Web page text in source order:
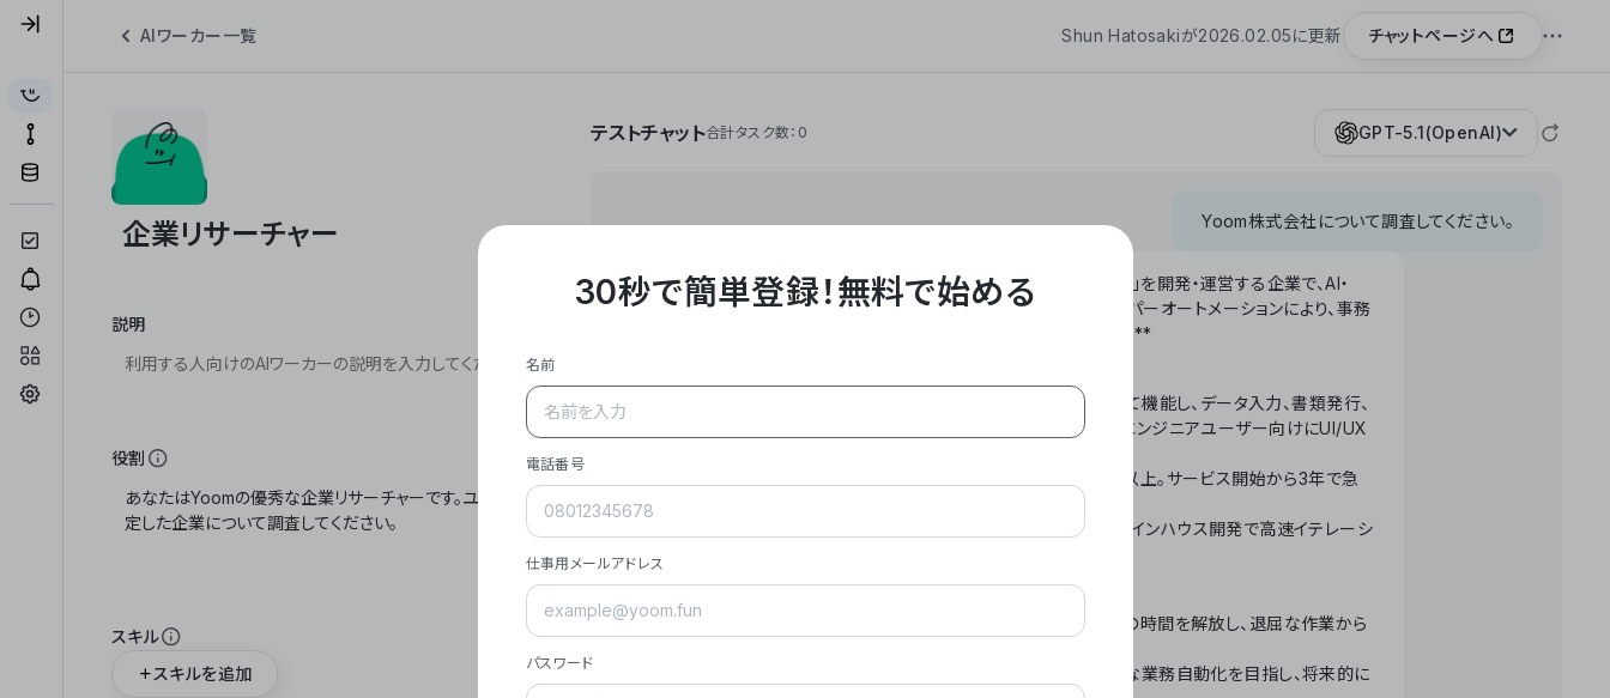
AIワーカー一覧 Shun Hatosakiが2026.02.05に更新 チャットページへ
説明
役割
スキル
スキルを追加
テストチャット合計タスク数：0 GPT-5.1(OpenAI)
Yoom株式会社について調査してください。
**Yoom株式会社は、ビジネスオートメーションSaaS「Yoom」を開発・運営する企業で、AI・
API・RPA・OCRなどの技術をノーコードで組み合わせたハイパーオートメーションにより、事務
作業やデスクワークを自動化するサービスを提供しています。**
- **主力プロダクト「Yoom」**: SaaS連携データベースとして機能し、データ入力、書類発行、
メール対応、請求書処理、日報作成などの業務を自動化。非エンジニアユーザー向けにUI/UX
- **実績**: 国内利用社数20,000社超、直近成長率300%以上。サービス開始から3年で急
- **強み**: すべての自動化技術を1プラットフォームで完結。インハウス開発で高速イテレーシ
- **ミッション**: 「We Make Time」 – テクノロジーで人々の時間を解放し、退屈な作業から
- **ビジョン**: 「Global Business Automation」 – 世界的な業務自動化を目指し、将来的に
30秒で簡単登録！無料で始める
名前
電話番号
仕事用メールアドレス
パスワード